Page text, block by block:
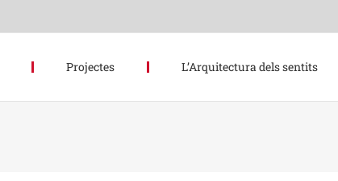
Projectes L’Arquitectura dels sentits